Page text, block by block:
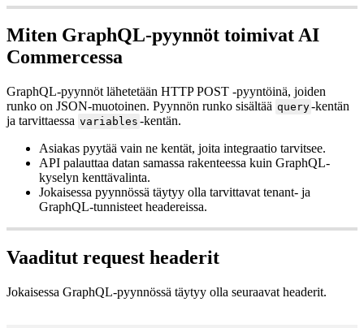
Miten GraphQL-pyynnöt toimivat AI
Commercessa
GraphQL-pyynnöt lähetetään HTTP POST -pyyntöinä, joiden
runko on JSON-muotoinen. Pyynnön runko sisältää query-kentän
ja tarvittaessa variables -kentän.
Asiakas pyytää vain ne kentät, joita integraatio tarvitsee.
API palauttaa datan samassa rakenteessa kuin GraphQL-
kyselyn kenttävalinta.
Jokaisessa pyynnössä täytyy olla tarvittavat tenant- ja
GraphQL-tunnisteet headereissa.
Vaaditut request headerit
Jokaisessa GraphQL-pyynnössä täytyy olla seuraavat headerit.